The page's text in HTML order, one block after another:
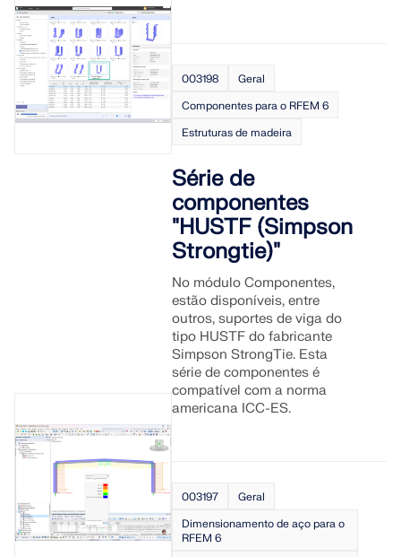
Ferramenta de Zona Geo
O serviço online da Dlubal fornece mapas de zonas
para a determinação rápida de cargas de neve,
velocidades do vento e dados sísmicos.
VERIFICAR ZONAS DE CARGA
003198
Geral
Componentes para o RFEM 6
Estruturas de madeira
Série de
componentes
"HUSTF (Simpson
Strongtie)"
No módulo Componentes,
estão disponíveis, entre
outros, suportes de viga do
tipo HUSTF do fabricante
Simpson StrongTie. Esta
série de componentes é
compatível com a norma
americana ICC-ES.
003197
Geral
Dimensionamento de aço para o
RFEM 6